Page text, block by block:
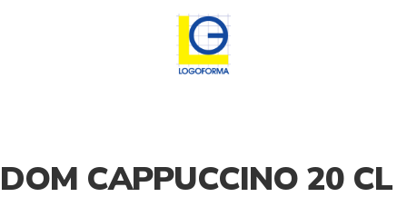
DOM CAPPUCCINO 20 CL